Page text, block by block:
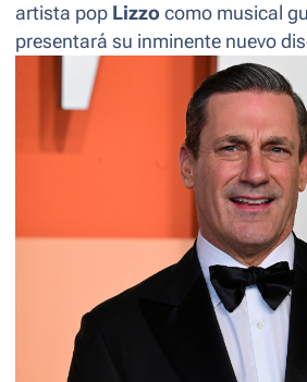
artista pop Lizzo como musical
presentará su inminente nuevo